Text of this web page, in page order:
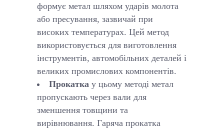
формує метал шляхом ударів молота
або пресування, зазвичай при
високих температурах. Цей метод
використовується для виготовлення
інструментів, автомобільних деталей і
великих промислових компонентів.
Прокатка у цьому методі метал
пропускають через вали для
зменшення товщини та
вирівнювання. Гаряча прокатка